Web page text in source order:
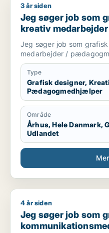
Jeg søger job som
3 år siden
Jeg søger job som
kreativ
Jeg søger job som
medarbejder /
Type
Grafisk designer,
Pædagogmedhjælper
Område
Århus, Hele Danmark,
Udlandet
Jeg søger job som
4 år siden
Jeg søger job som